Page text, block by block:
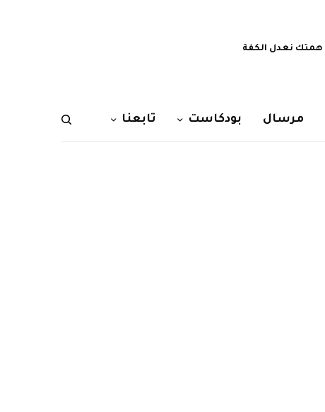
همتك نعدل الكفة
مرسال بودكاست تابعنا